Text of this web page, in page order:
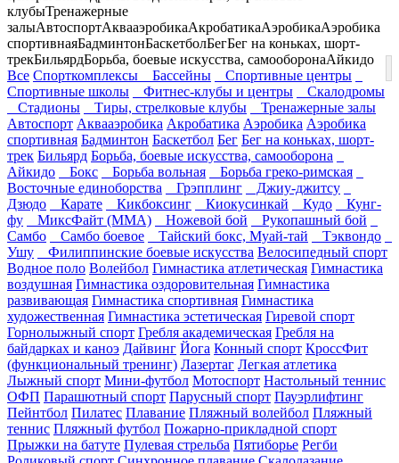
клубыТренажерные
залыАвтоспортАквааэробикаАкробатикаАэробикаАэробика
спортивнаяБадминтонБаскетболБегБег на коньках, шорт-
трекБильярдБорьба, боевые искусства, самооборонаАйкидо
Все Спорткомплексы Бассейны
Спортивные центры
Спортивные школы
Фитнес-клубы и центры
Скалодромы
Стадионы
Тиры, стрелковые клубы
Тренажерные залы
Автоспорт Аквааэробика Акробатика Аэробика Аэробика
спортивная Бадминтон Баскетбол Бег Бег на коньках, шорт-
трек Бильярд Борьба, боевые искусства, самооборона
Айкидо
Бокс Борьба вольная
Борьба греко-римская
Восточные единоборства
Грэпплинг
Джиу-джитсу
Дзюдо
Карате Кикбоксинг Киокусинкай Кудо
Кунг-
фу
МиксФайт (ММА) Ножевой бой
Рукопашный бой
Самбо
Самбо боевое Тайский бокс, Муай-тай
Тэквондо
Ушу
Филиппинские боевые искусства Велосипедный спорт
Водное поло Волейбол Гимнастика атлетическая Гимнастика
воздушная Гимнастика оздоровительная Гимнастика
развивающая Гимнастика спортивная Гимнастика
художественная Гимнастика эстетическая Гиревой спорт
Горнолыжный спорт Гребля академическая Гребля на
байдарках и каноэ Дайвинг Йога Конный спорт КроссФит
(функциональный тренинг) Лазертаг Легкая атлетика
Лыжный спорт Мини-футбол Мотоспорт Настольный теннис
ОФП Парашютный спорт Парусный спорт Пауэрлифтинг
Пейнтбол Пилатес Плавание Пляжный волейбол Пляжный
теннис Пляжный футбол Пожарно-прикладной спорт
Прыжки на батуте Пулевая стрельба Пятиборье Регби